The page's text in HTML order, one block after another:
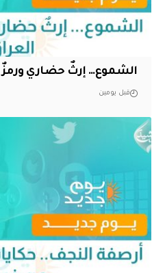
الشموع… إرثٌ حضاري ورمزٌ
قبل يومين